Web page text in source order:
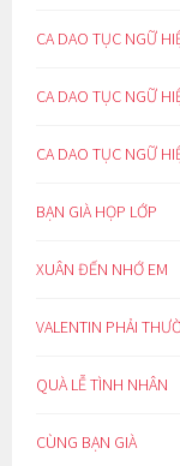
CA DAO TỤC NGỮ
CA DAO TỤC NGỮ
CA DAO TỤC NGỮ
BẠN GIÀ HỌP LỚP
XUÂN ĐẾN NHỚ EM
VALENTIN PHẢI
QUÀ LỄ TÌNH NHÂN
CÙNG BẠN GIÀ